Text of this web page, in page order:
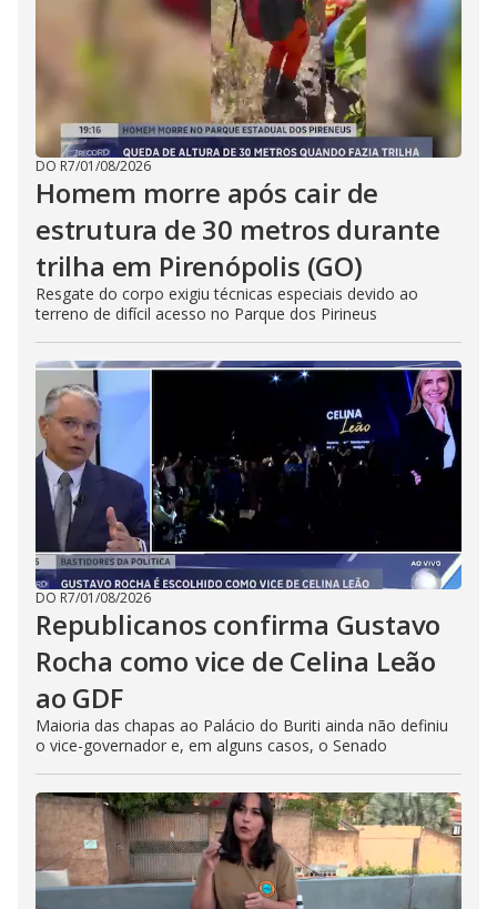
DO R7/01/08/2026
Homem morre após cair de
estrutura de 30 metros durante
trilha em Pirenópolis (GO)
Resgate do corpo exigiu técnicas especiais devido ao
terreno de difícil acesso no Parque dos Pirineus
DO R7/01/08/2026
Republicanos confirma Gustavo
Rocha como vice de Celina Leão
ao GDF
Maioria das chapas ao Palácio do Buriti ainda não definiu
o vice-governador e, em alguns casos, o Senado